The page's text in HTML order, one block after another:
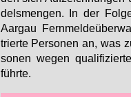
dels­men­gen. In der
Aar­gau
trier­te Per­so­nen an, was
so­nen we­gen
führ­te.